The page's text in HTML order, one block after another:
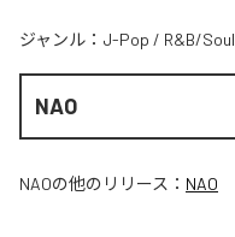
ジャンル： J-Pop / R&B/Soul
NAO
NAOの他のリリース： NAO